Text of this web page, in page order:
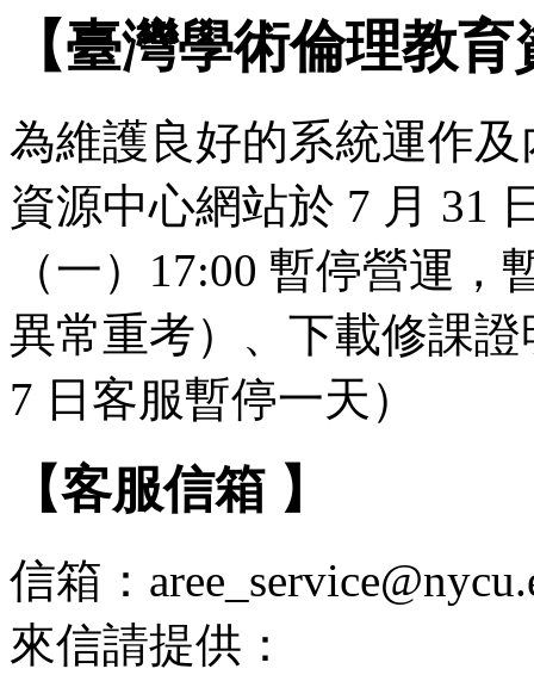
【臺灣學術倫理教
為維護良好的系統運作
資源中心網站於 7 月 31
（一）17:00 暫停營運
異常重考）、下載修課
7 日客服暫停一天）
【客服信箱 】
信箱：
來信請提供：